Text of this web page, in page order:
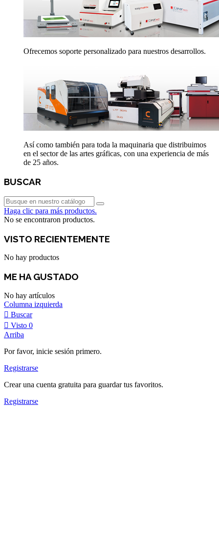
Ofrecemos soporte personalizado para nuestros desarrollos.
Así como también para toda la maquinaria que distribuimos
en el sector de las artes gráficas, con una experiencia de más
de 25 años.
BUSCAR
Haga clic para más productos.
No se encontraron productos.
VISTO RECIENTEMENTE
No hay productos
ME HA GUSTADO
No hay artículos
Columna izquierda
Buscar
Visto 0
Arriba
Por favor, inicie sesión primero.
Registrarse
Crear una cuenta gratuita para guardar tus favoritos.
Registrarse